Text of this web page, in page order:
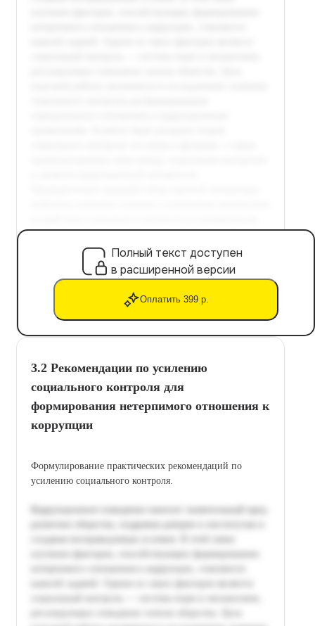
Полный текст доступен
в расширенной версии
Оплатить 399 р.
3.2 Рекомендации по усилению
социального контроля для
формирования нетерпимого отношения к
коррупции
Формулирование практических рекомендаций по
усилению социального контроля.